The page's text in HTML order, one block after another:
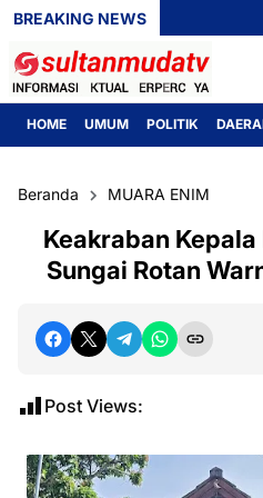
BREAKING NEWS
HOME UMUM POLITIK
Beranda MUARA ENIM
Keakraban
Sungai Rotan
Post Views: